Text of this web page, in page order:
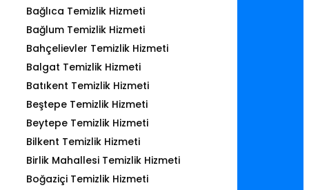
Bağlıca Temizlik Hizmeti
Bağlum Temizlik Hizmeti
Bahçelievler Temizlik Hizmeti
Balgat Temizlik Hizmeti
Batıkent Temizlik Hizmeti
Beştepe Temizlik Hizmeti
Beytepe Temizlik Hizmeti
Bilkent Temizlik Hizmeti
Birlik Mahallesi Temizlik Hizmeti
Boğaziçi Temizlik Hizmeti